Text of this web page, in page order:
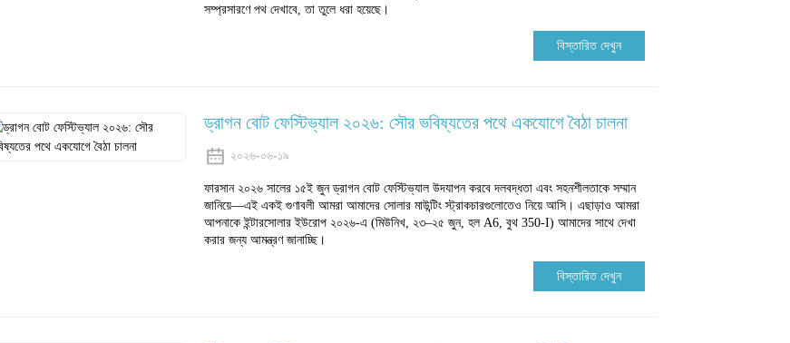
সম্প্রসারণে পথ দেখাবে, তা তুলে ধরা হয়েছে।
বিস্তারিত দেখুন
ড্রাগন বোট ফেস্টিভ্যাল ২০২৬: সৌর ভবিষ্যতের পথে একযোগে বৈঠা চালনা
২০২৬-০৬-১৯
ফারসান ২০২৬ সালের ১৫ই জুন ড্রাগন বোট ফেস্টিভ্যাল উদযাপন করবে দলবদ্ধতা এবং সহনশীলতাকে সম্মান
জানিয়ে—এই একই গুণাবলী আমরা আমাদের সোলার মাউন্টিং স্ট্রাকচারগুলোতেও নিয়ে আসি। এছাড়াও আমরা
আপনাকে ইন্টারসোলার ইউরোপ ২০২৬-এ (মিউনিখ, ২৩–২৫ জুন, হল A6, বুথ 350-I) আমাদের সাথে দেখা
করার জন্য আমন্ত্রণ জানাচ্ছি।
বিস্তারিত দেখুন